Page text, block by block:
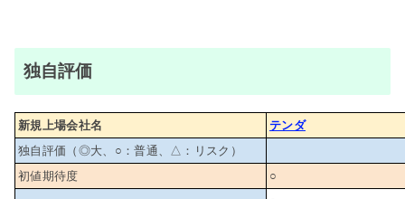
独自評価
新規上場会社名
テンダ
独自評価（◎大、○：普通、△：リスク）
初値期待度
○